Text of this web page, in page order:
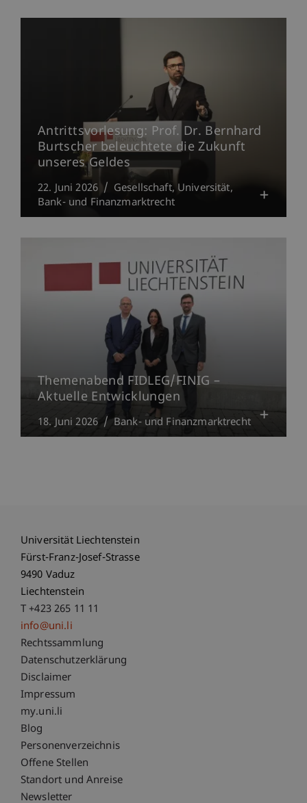
Antrittsvorlesung: Prof. Dr. Bernhard
Burtscher beleuchtete die Zukunft
unseres Geldes
22. Juni 2026 Gesellschaft Universität
Bank- und Finanzmarktrecht
Themenabend FIDLEG/FINIG –
Aktuelle Entwicklungen
18. Juni 2026 Bank- und Finanzmarktrecht
Universität Liechtenstein
Fürst-Franz-Josef-Strasse
9490 Vaduz
Liechtenstein
T +423 265 11 11
info@uni.li
Fußzeile Rechtliche Hinweise
Rechtssammlung
Datenschutzerklärung
Disclaimer
Impressum
Fußzeile Subdomain-Verzeichnis
my.uni.li
Blog
Personenverzeichnis
Offene Stellen
Standort und Anreise
Newsletter